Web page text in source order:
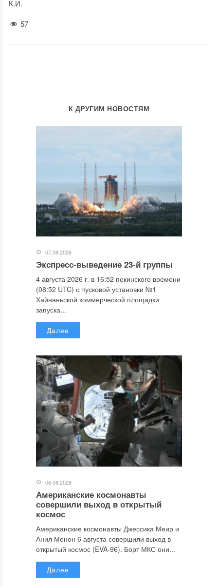
К.И.
57
К ДРУГИМ НОВОСТЯМ
07.08.2026
Экспресс-выведение 23-й группы
4 августа 2026 г. в 16:52 пекинского времени
(08:52 UTC) с пусковой установки №1
Хайнаньской коммерческой площадки
запуска...
Далее
06.08.2026
Американские космонавты
совершили выход в открытый
космос
Американские космонавты Джессика Меир и
Анил Менон 6 августа совершили выход в
открытый космос (EVA-96). Борт МКС они...
Далее